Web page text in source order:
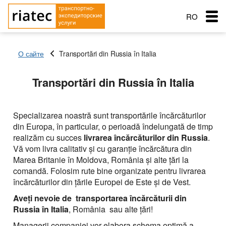
Servicii de transport
Principalele tipuri de transport
Transportul mărfii: Semiremorcă cu prelată,
capacitatea 90 m
Transporturi frigorifice +10º С — 20º С , capacitatea 86
met
Типы перевозок
Автомобильные грузоперевозки
Перевозки сборных грузов
Морские грузоперевозки
Ж.Д. грузоперевозки
Service order
Schimb: Transport si marfa
RO
О сайте Transportări din Russia în Italia
Transportări din Russia în Italia
Țara de aterizare
Orașul de descărcare
Nume de livrare
Data expedierii
Tip de transport
Greutatea încărcăturii (t)
Specializarea noastră sunt transportările încărcăturilor
din Europa, în particular, o perioadă îndelungată de timp
realizăm cu succes livrarea încărcăturilor din Russia.
Vă vom livra calitativ şi cu garanţie încărcătura din
Marea Britanie în Moldova, România şi alte ţări la
comandă. Folosim rute bine organizate pentru livrarea
încărcăturilor din ţările Europei de Este şi de Vest.
Aveţi nevoie de transportarea încărcăturii din
Russia în Italia, România sau alte ţări!
Țara de încărcare
Țara de aterizare
Orașul de descărcare
Nume de livrare
Data expedierii
Tip de transport
Greutatea încărcăturii (t)
Volumul încărcăturii
Țara de încărcare
Țara de aterizare
Orașul de descărcare
Tip de transport
Gratuit cu
Greutatea încărcăturii (t)
Companie